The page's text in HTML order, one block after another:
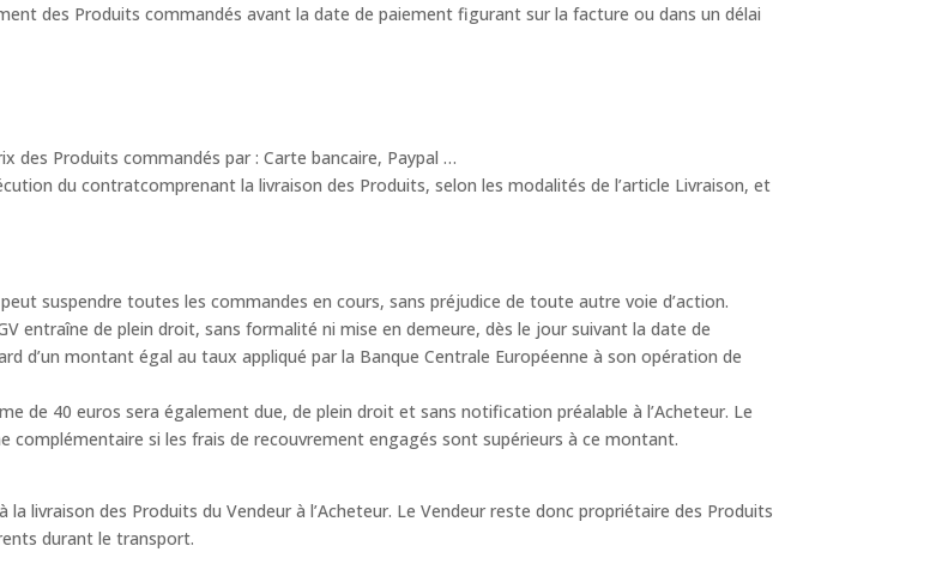
des Produits commandés avant la date de paiement figurant sur la facture ou dans un délai
des Produits commandés par : Carte bancaire, Paypal …
du contratcomprenant la livraison des Produits, selon les modalités de l’article Livraison, et
suspendre toutes les commandes en cours, sans préjudice de toute autre voie d’action.
entraîne de plein droit, sans formalité ni mise en demeure, dès le jour suivant la date de
d’un montant égal au taux appliqué par la Banque Centrale Européenne à son opération de
de 40 euros sera également due, de plein droit et sans notification préalable à l’Acheteur. Le
complémentaire si les frais de recouvrement engagés sont supérieurs à ce montant.
livraison des Produits du Vendeur à l’Acheteur. Le Vendeur reste donc propriétaire des Produits
durant le transport.